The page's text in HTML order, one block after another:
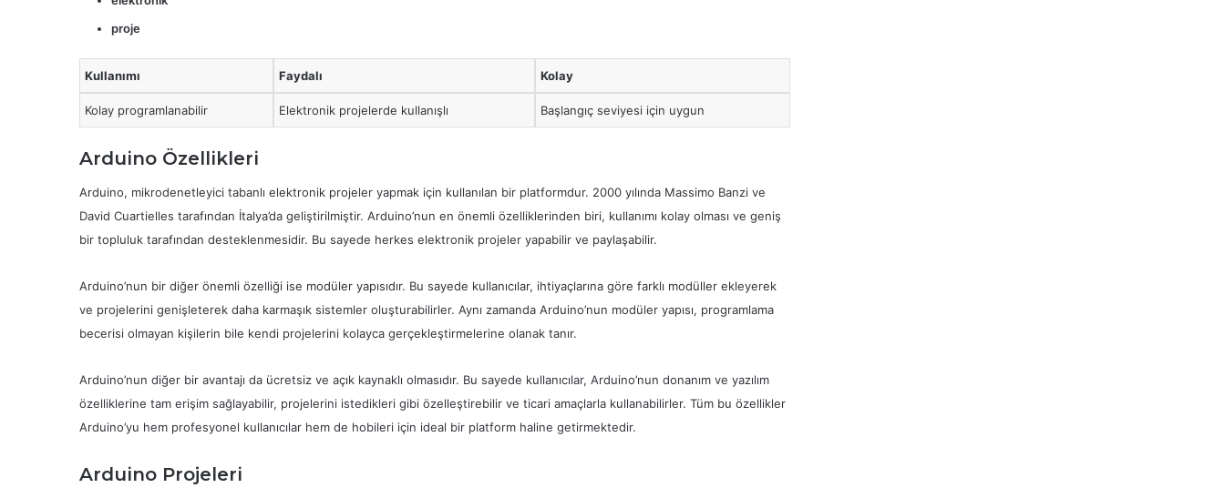
proje
Kullanımı Faydalı Kolay
Kolay programlanabilir Elektronik projelerde kullanışlı Başlangıç seviyesi için uygun
Arduino Özellikleri
Arduino, mikrodenetleyici tabanlı elektronik projeler yapmak için kullanılan bir platformdur. 2000 yılında Massimo Banzi ve
David Cuartielles tarafından İtalya’da geliştirilmiştir. Arduino’nun en önemli özelliklerinden biri, kullanımı kolay olması ve geniş
bir topluluk tarafından desteklenmesidir. Bu sayede herkes elektronik projeler yapabilir ve paylaşabilir.
Arduino’nun bir diğer önemli özelliği ise modüler yapısıdır. Bu sayede kullanıcılar, ihtiyaçlarına göre farklı modüller ekleyerek
ve projelerini genişleterek daha karmaşık sistemler oluşturabilirler. Aynı zamanda Arduino’nun modüler yapısı, programlama
becerisi olmayan kişilerin bile kendi projelerini kolayca gerçekleştirmelerine olanak tanır.
Arduino’nun diğer bir avantajı da ücretsiz ve açık kaynaklı olmasıdır. Bu sayede kullanıcılar, Arduino’nun donanım ve yazılım
özelliklerine tam erişim sağlayabilir, projelerini istedikleri gibi özelleştirebilir ve ticari amaçlarla kullanabilirler. Tüm bu özellikler
Arduino’yu hem profesyonel kullanıcılar hem de hobileri için ideal bir platform haline getirmektedir.
Arduino Projeleri